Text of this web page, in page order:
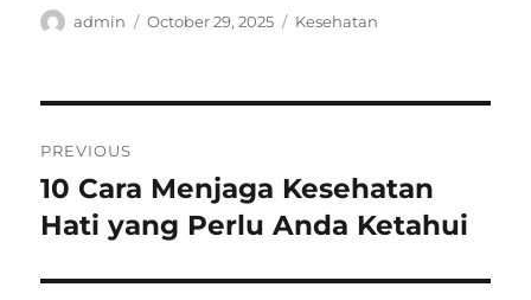
Author
admin
Posted
October 29, 2025 Categories
Kesehatan
navigation
PREVIOUS
Previous
post:
10 Cara Menjaga Kesehatan
Hati yang Perlu Anda Ketahui